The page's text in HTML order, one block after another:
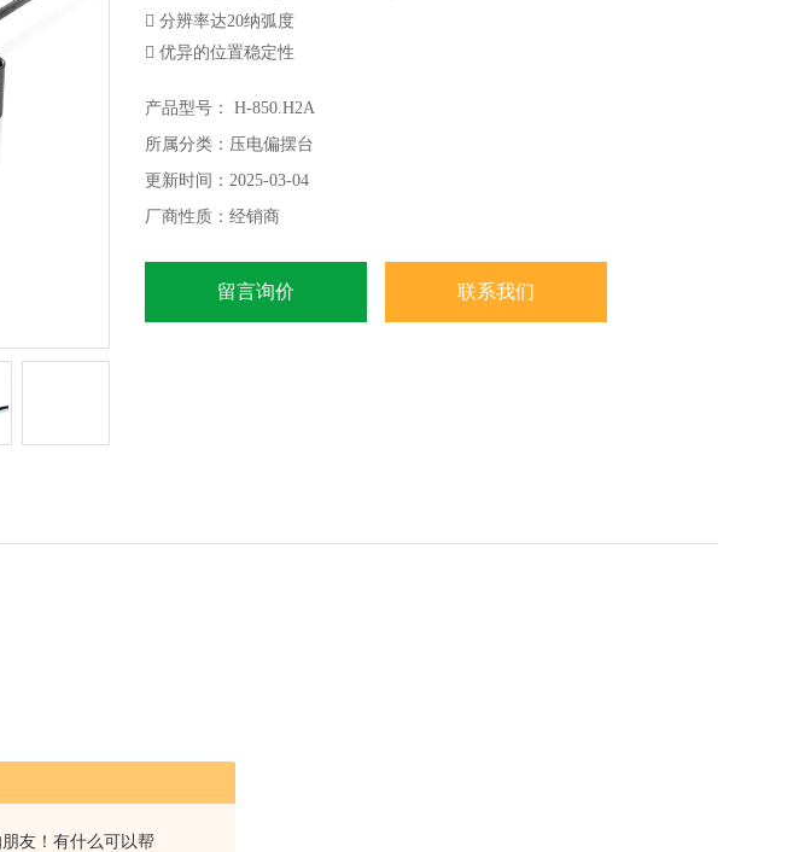
友！有什么可以帮
 分辨率达20纳弧度
 优异的位置稳定性
 并联运动实现更高精度和动态和全桥应 变片传感器
 亚微秒级响应时间
产品型号： H-850.H2A
所属分类：压电偏摆台
更新时间：2025-03-04
厂商性质：经销商
留言询价 联系我们